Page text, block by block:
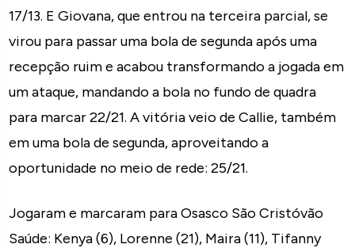
17/13. E Giovana, que entrou na terceira parcial, se
virou para passar uma bola de segunda após uma
recepção ruim e acabou transformando a jogada em
um ataque, mandando a bola no fundo de quadra
para marcar 22/21. A vitória veio de Callie, também
em uma bola de segunda, aproveitando a
oportunidade no meio de rede: 25/21.
Jogaram e marcaram para Osasco São Cristóvão
Saúde: Kenya (6), Lorenne (21), Maira (11), Tifanny